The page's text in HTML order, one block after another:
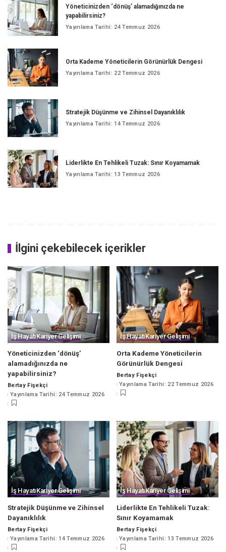
Yöneticinizden ‘dönüş’ alamadığınızda ne
yapabilirsiniz?
Yayınlama Tarihi: 24 Temmuz 2026
Orta Kademe Yöneticilerin Görünürlük Dengesi
Yayınlama Tarihi: 22 Temmuz 2026
Stratejik Düşünme ve Zihinsel Dayanıklılık
Yayınlama Tarihi: 14 Temmuz 2026
Liderlikte En Tehlikeli Tuzak: Sınır Koyamamak
Yayınlama Tarihi: 13 Temmuz 2026
İlgini çekebilecek içerikler
İş HayatıKariyer Gelişimi
Yöneticinizden ‘dönüş’
alamadığınızda ne
yapabilirsiniz?
Posted
by
Bertay Fişekçi
Yayınlama Tarihi: 24 Temmuz 2026
İş HayatıKariyer Gelişimi
Orta Kademe Yöneticilerin
Görünürlük Dengesi
Posted
by
Bertay Fişekçi
Yayınlama Tarihi: 22 Temmuz 2026
İş HayatıKariyer Gelişimi
Stratejik Düşünme ve Zihinsel
Dayanıklılık
Posted
by
Bertay Fişekçi
Yayınlama Tarihi: 14 Temmuz 2026
İş HayatıKariyer Gelişimi
Liderlikte En Tehlikeli Tuzak:
Sınır Koyamamak
Posted
by
Bertay Fişekçi
Yayınlama Tarihi: 13 Temmuz 2026